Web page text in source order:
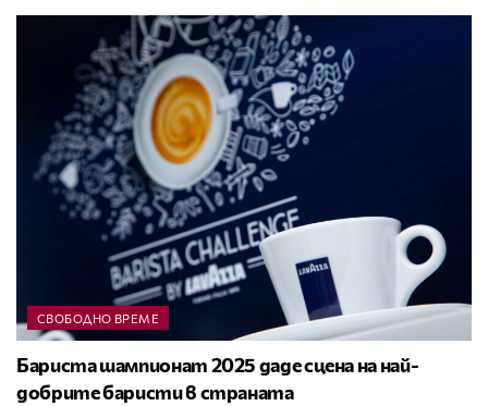
СВОБОДНО ВРЕМЕ
Бариста шампионат 2025 даде сцена на най-
добрите баристи в страната